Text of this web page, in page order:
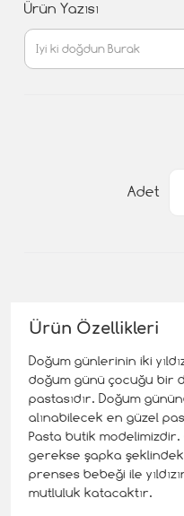
Ürün Yazısı
Adet
Ürün Özellikleri
Doğum günlerinin iki
doğum günü çocuğu bir
pastasıdır. Doğum
alınabilecek en güzel
Pasta butik
gerekse şapka
prenses bebeği ile
mutluluk katacaktır.